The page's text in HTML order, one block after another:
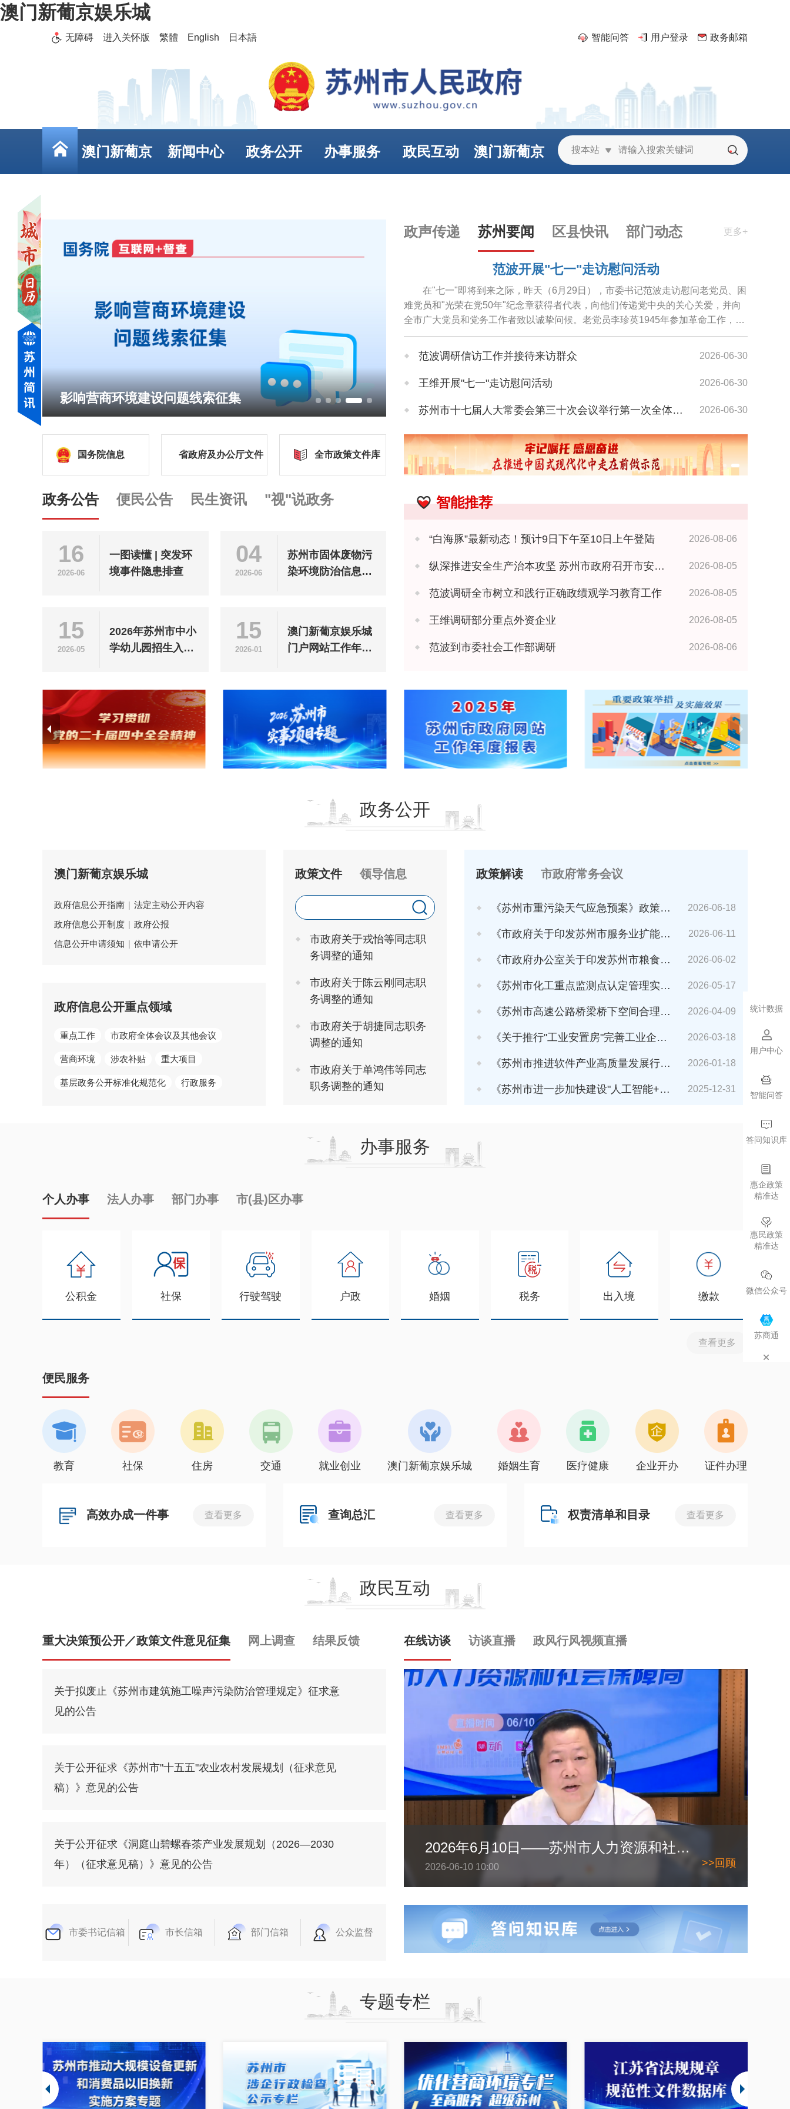
澳门新葡京娱乐城
无障碍 进入关怀版 繁體 English 日本語 智能问答 用户登录 政务邮箱
搜本站
澳门新葡京 新闻中心 政务公开 办事服务 政民互动 澳门新葡京
影响营商环境建设问题线索征集
政声传递 苏州要闻 区县快讯 部门动态 更多+
范波开展"七一"走访慰问活动
在"七一"即将到来之际，昨天（6月29日），市委书记范波走访慰问老党员、困
难党员和"光荣在党50年"纪念章获得者代表，向他们传递党中央的关心关爱，并向
全市广大党员和党务工作者致以诚挚问候。老党员李珍英1945年参加革命工作，期
颐之年仍关心苏州各项事业...
范波调研信访工作并接待来访群众 2026-06-30
王维开展"七一"走访慰问活动 2026-06-30
苏州市十七届人大常委会第三十次会议举行第一次全体会议 2026-06-30
苏州市人大常委会领导开展"七一"走访慰问 2026-06-30
苏州市政协领导率队开展"七一"走访慰问 2026-06-30
国务院信息 省政府及办公厅文件 全市政策文件库
政务公告 便民公告 民生资讯 "视"说政务
16
2026-06
一图读懂 | 突发环
境事件隐患排查
04
2026-06
苏州市固体废物污
染环境防治信息公
15
2026-05
2026年苏州市中小
学幼儿园招生入学
15
2026-01
澳门新葡京娱乐城
门户网站工作年度
智能推荐
“白海豚”最新动态！预计9日下午至10日上午登陆 2026-08-06
纵深推进安全生产治本攻坚 苏州市政府召开市安委会全体成员（扩大）会议 王维讲话 2026-08-05
范波调研全市树立和践行正确政绩观学习教育工作 2026-08-05
王维调研部分重点外资企业 2026-08-05
范波到市委社会工作部调研 2026-08-06
政务公开
澳门新葡京娱乐城
政府信息公开指南 | 法定主动公开内容
政府信息公开制度 | 政府公报
信息公开申请须知 | 依申请公开
政府信息公开重点领域
重点工作 市政府全体会议及其他会议
营商环境 涉农补贴 重大项目
基层政务公开标准化规范化 行政服务
政策文件 领导信息
市政府关于戎怡等同志职
务调整的通知
市政府关于陈云刚同志职
务调整的通知
市政府关于胡捷同志职务
调整的通知
市政府关于单鸿伟等同志
职务调整的通知
政策解读 市政府常务会议
《苏州市重污染天气应急预案》政策解读 2026-06-18
《市政府关于印发苏州市服务业扩能提质行动方案(2026～2030年)的通知》解读 2026-06-11
《市政府办公室关于印发苏州市粮食应急预案的通知》解读 2026-06-02
《苏州市化工重点监测点认定管理实施细则》解读 2026-05-17
《苏州市高速公路桥梁桥下空间合理利用管理办法》解读 2026-04-09
《关于推行"工业安置房"完善工业企业搬迁安置的指导意见（试行）》解读 2026-03-18
《苏州市推进软件产业高质量发展行动计划（2026-2027年）》解读 2026-01-18
《苏州市进一步加快建设"人工智能+"城市的若干措施（2026年版）》解读 2025-12-31
办事服务
个人办事 法人办事 部门办事 市(县)区办事
公积金 社保 行驶驾驶 户政 婚姻 税务 出入境 缴款
查看更多
便民服务
教育 社保 住房 交通 就业创业 澳门新葡京娱乐城 婚姻生育 医疗健康 企业开办 证件办理
高效办成一件事 查看更多 查询总汇 查看更多 权责清单和目录 查看更多
政民互动
重大决策预公开／政策文件意见征集 网上调查 结果反馈
关于拟废止《苏州市建筑施工噪声污染防治管理规定》征求意
见的公告
关于公开征求《苏州市"十五五"农业农村发展规划（征求意见
稿）》意见的公告
关于公开征求《洞庭山碧螺春茶产业发展规划（2026—2030
年）（征求意见稿）》意见的公告
市委书记信箱 市长信箱 部门信箱 公众监督
在线访谈 访谈直播 政风行风视频直播
2026年6月10日——苏州市人力资源和社会保障局
2026-06-10 10:00 >>回顾
专题专栏
统计数据
用户中心
智能问答
答问知识库
惠企政策
精准达
惠民政策
精准达
微信公众号
苏商通